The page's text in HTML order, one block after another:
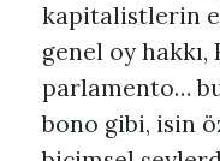
kapitalistlerin
genel oy
parlamento…
bono gibi, isin